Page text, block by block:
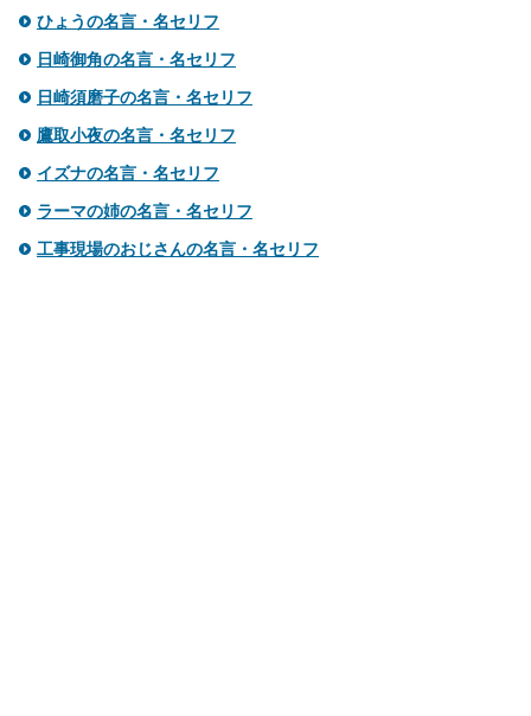
ひょうの名言・名セリフ
日崎御角の名言・名セリフ
日崎須磨子の名言・名セリフ
鷹取小夜の名言・名セリフ
イズナの名言・名セリフ
ラーマの姉の名言・名セリフ
工事現場のおじさんの名言・名セリフ